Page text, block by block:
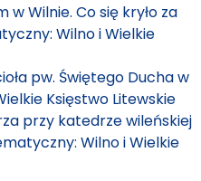
Wilnie. Co się kryło za
Wilno i Wielkie
pw. Świętego Ducha w
Księstwo Litewskie
przy katedrze wileńskiej
Wilno i Wielkie